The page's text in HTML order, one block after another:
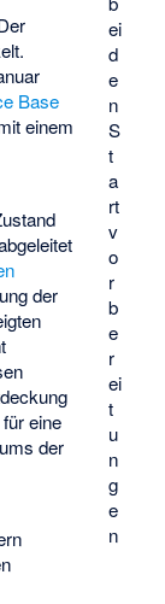
ei
d
e
n
S
t
a
rt
v
o
r
b
e
r
ei
t
u
n
g
e
n
Base
einem
der
eine
der